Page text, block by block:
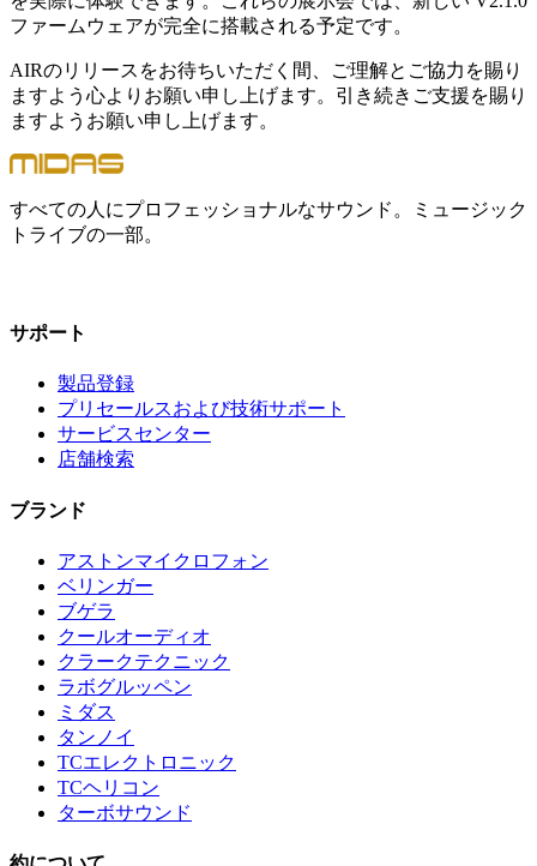
ファームウェアが完全に搭載される予定です。
AIRのリリースをお待ちいただく間、ご理解とご協力を賜り
ますよう心よりお願い申し上げます。引き続きご支援を賜り
ますようお願い申し上げます。
すべての人にプロフェッショナルなサウンド。ミュージック
トライブの一部。
サポート
製品登録
プリセールスおよび技術サポート
サービスセンター
店舗検索
ブランド
アストンマイクロフォン
ベリンガー
ブゲラ
クールオーディオ
クラークテクニック
ラボグルッペン
ミダス
タンノイ
TCエレクトロニック
TCヘリコン
ターボサウンド